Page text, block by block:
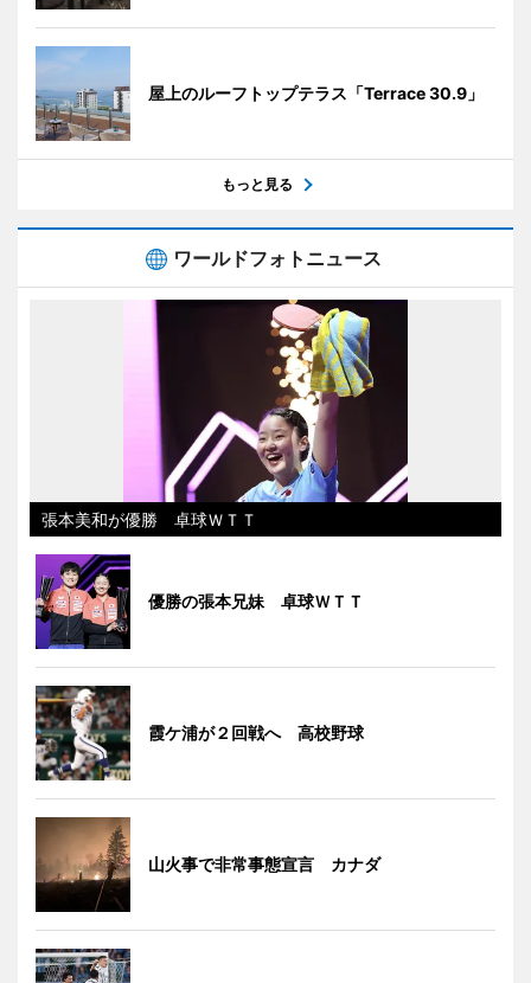
屋上のルーフトップテラス「Terrace 30.9」
もっと見る
ワールドフォトニュース
張本美和が優勝 卓球ＷＴＴ
優勝の張本兄妹 卓球ＷＴＴ
霞ケ浦が２回戦へ 高校野球
山火事で非常事態宣言 カナダ